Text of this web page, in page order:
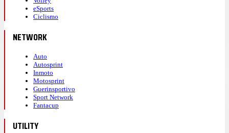
eSports
Ciclismo
NETWORK
Auto
Autosprint
Inmoto
Motosprint
Guerinsportivo
Sport Network
Fantacup
UTILITY